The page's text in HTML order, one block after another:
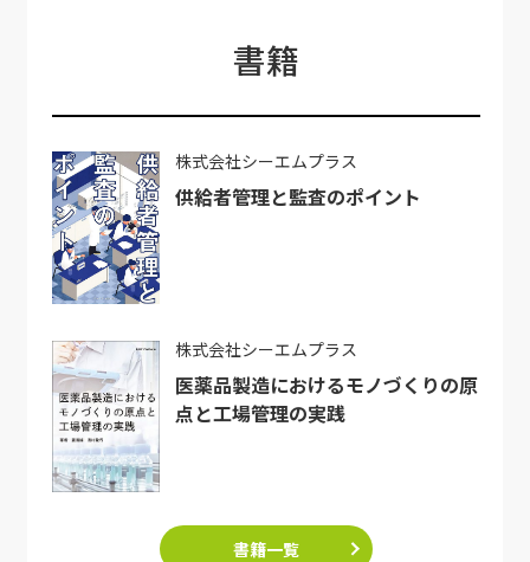
書籍
株式会社シーエムプラス
供給者管理と監査のポイント
株式会社シーエムプラス
医薬品製造におけるモノづくりの原
点と工場管理の実践
書籍一覧